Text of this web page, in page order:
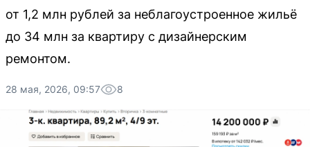
от 1,2 млн рублей за неблагоустроенное жильё
до 34 млн за квартиру с дизайнерским
ремонтом.
28 мая, 2026, 09:57 8